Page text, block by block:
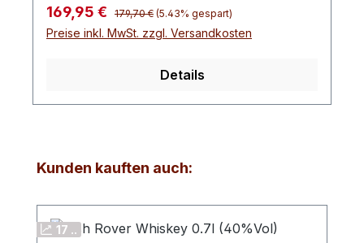
Verkaufspreis:
169,95 € Regulärer Preis:
179,70 € (5.43% gespart)
Preise inkl. MwSt. zzgl. Versandkosten
Details
Produktgalerie überspringen
Kunden kauften auch:
17 ..